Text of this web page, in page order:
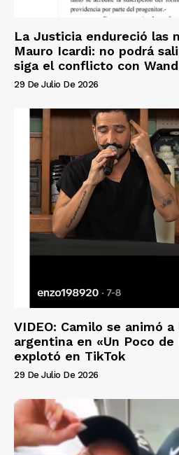
La Justicia endureció las
Mauro Icardi: no podrá
siga el conflicto con
29 De Julio De 2026
VIDEO: Camilo se animó
argentina en «Un Poco
explotó en TikTok
29 De Julio De 2026